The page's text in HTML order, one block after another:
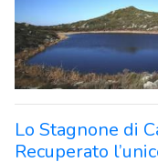
Lo Stagnone di
Recuperato